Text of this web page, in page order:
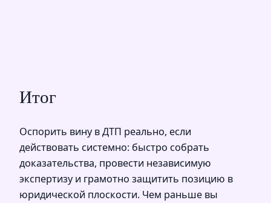
Итог
Оспорить вину в ДТП реально, если
действовать системно: быстро собрать
доказательства, провести независимую
экспертизу и грамотно защитить позицию в
юридической плоскости. Чем раньше вы